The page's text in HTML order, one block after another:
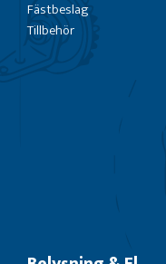
Fästbeslag
Tillbehör